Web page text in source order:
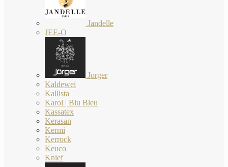
Jandelle
JEE-O
Jorger
Kaldewei
Kallista
Karol | Blu Bleu
Kassatex
Kerasan
Kermi
Kerrock
Keuco
Knief